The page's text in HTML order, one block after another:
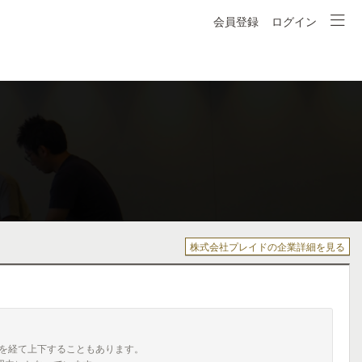
会員登録 ログイン
株式会社プレイドの企業詳細を見る
て上下することもあります。